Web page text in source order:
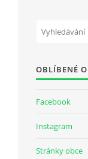
OBLÍBENÉ
Facebook
Instagram
Stránky obce